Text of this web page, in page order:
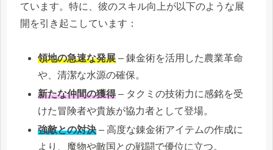
ています。特に、彼のスキル向上が以下のような展
開を引き起こしています：
領地の急速な発展 – 錬金術を活用した農業革命
や、清潔な水源の確保。
新たな仲間の獲得– タクミの技術力に感銘を受
けた冒険者や貴族が協力者として登場。
強敵との対決 – 高度な錬金術アイテムの作成に
より、魔物や敵国との戦闘で優位に立つ。